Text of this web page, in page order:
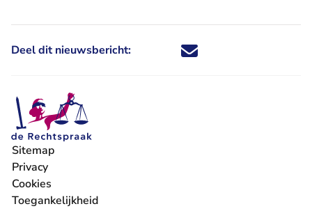
Deel dit nieuwsbericht: Deel dit nieuwsbericht via X -
Deel dit nieuwsbericht via
Deel dit nieuwsbericht
Deel dit
Sitemap
Privacy
Cookies
Toegankelijkheid